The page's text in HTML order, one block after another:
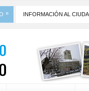
» INFORMACIÓN AL